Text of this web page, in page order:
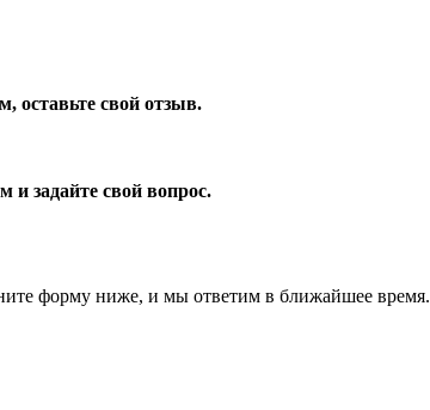
оставьте свой отзыв.
и задайте свой вопрос.
форму ниже, и мы ответим в ближайшее время.